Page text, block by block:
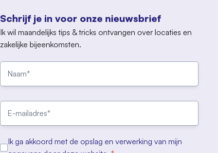
Schrijf je in voor onze nieuwsbrief
Ik wil maandelijks tips & tricks ontvangen over locaties en
zakelijke bijeenkomsten.
Ik ga akkoord met de opslag en verwerking van mijn